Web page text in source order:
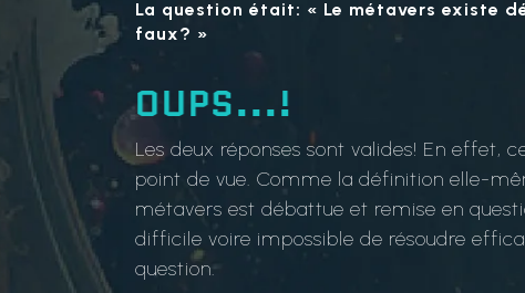
r
è
La question était: « Le métavers existe
faux? »
OUPS...!
Les deux réponses sont valides! En effet,
point de vue. Comme la définition elle-
métavers est débattue et remise en
difficile voire impossible de résoudre
question.